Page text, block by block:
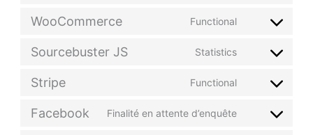
WooCommerce Functional
Sourcebuster JS Statistics
Stripe Functional
Facebook Finalité en attente d’enquête